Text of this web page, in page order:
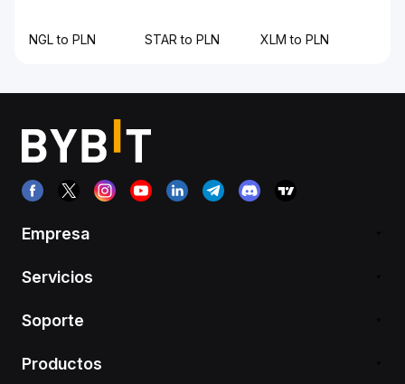
NGL to PLN STAR to PLN XLM to PLN
Empresa
Servicios
Soporte
Productos